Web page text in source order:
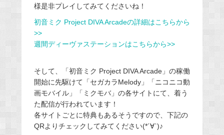
様是非プレイしてみてくださいね！
初音ミク Project DIVA Arcadeの詳細はこちらから
>>
週間ディーヴァステーションはこちらから>>
そして、「初音ミク Project DIVA Arcade」の稼働
開始に先駆けて「セガカラMelody」「ニコニコ動
画モバイル」「ミクモバ」の各サイトにて、着う
た配信が行われています！
各サイトごとに特典もあるそうですので、下記の
QRよりチェックしてみてください(*´∀`)♪